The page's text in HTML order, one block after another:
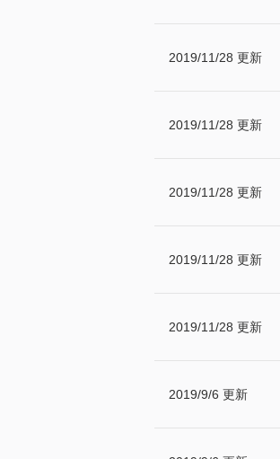
2019/11/28 更新
2019/11/28 更新
2019/11/28 更新
2019/11/28 更新
2019/11/28 更新
2019/9/6 更新